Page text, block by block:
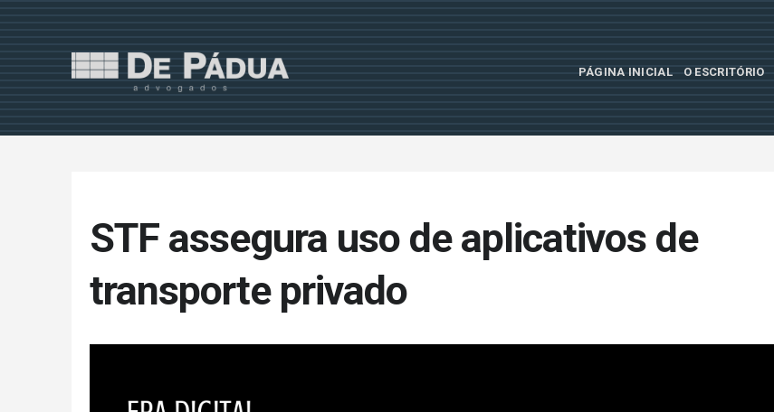
PÁGINA INICIAL O ESCRITÓRIO
STF assegura uso de aplicativos de
transporte privado